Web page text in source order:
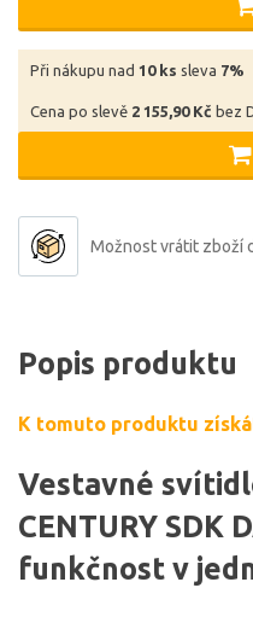
Při nákupu nad 10 ks sleva 7%
Cena po slevě 2 155,90 Kč bez
Možnost vrátit zboží
Popis produktu
K tomuto produktu
Vestavné
CENTURY SDK
funkčnost v